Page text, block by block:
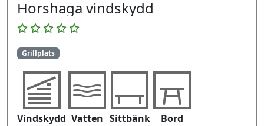
Horshaga vindskydd
Grillplats
Vindskydd Vatten Sittbänk Bord